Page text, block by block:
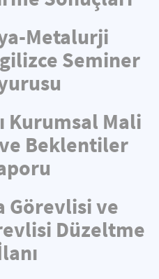
Metalurji
Seminer
Kurumsal Mali
Beklentiler
Görevlisi ve
Düzeltme